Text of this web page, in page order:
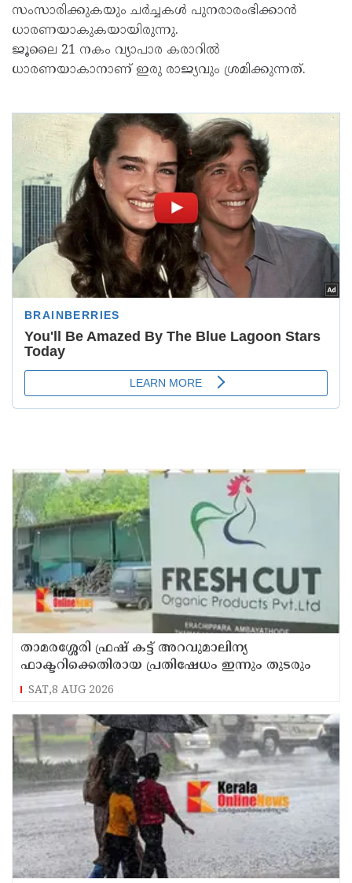
സംസാരിക്കുകയും ചര്‍ച്ചകള്‍ പുനരാരംഭിക്കാന്‍
ധാരണയാകുകയായിരുന്നു.
ജൂലൈ 21 നകം വ്യാപാര കരാറില്‍
ധാരണയാകാനാണ് ഇരു രാജ്യവും ശ്രമിക്കുന്നത്.
താമരശ്ശേരി ഫ്രഷ് കട്ട് അറവുമാലിന്യ
ഫാക്ടറിക്കെതിരായ പ്രതിഷേധം ഇന്നും തുടരും
SAT,8 AUG 2026